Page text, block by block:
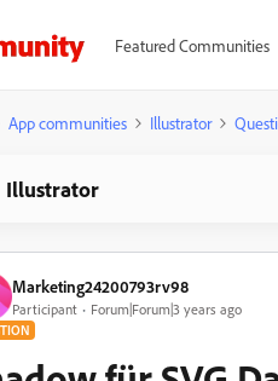
Featured Communities
App communities Illustrator
Illustrator
Marketing24200793rv98
Participant Forum|Forum|3 years ago